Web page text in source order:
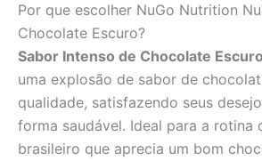
Por que escolher NuGo Nutrition
Chocolate Escuro?
Sabor Intenso de Chocolate
uma explosão de sabor de
qualidade, satisfazendo seus
forma saudável. Ideal para a rotina
brasileiro que aprecia um bom